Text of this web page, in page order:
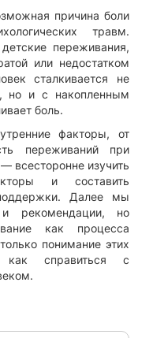
причина боли
травм.
переживания,
или недостатком
сталкивается не
но и с накопленным
боль.
факторы, от
переживаний при
всесторонне изучить
и составить
Далее мы
рекомендации, но
как процесса
понимание этих
как справиться с